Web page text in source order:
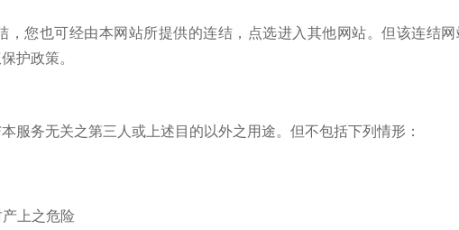
您也可经由本网站所提供的连结，点选进入其他网站。但该连结
护政策。
服务无关之第三人或上述目的以外之用途。但不包括下列情形：
上之危险